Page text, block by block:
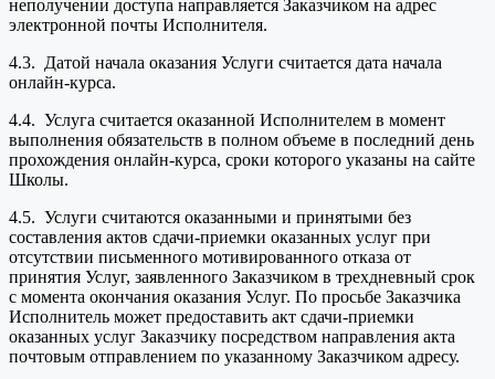
неполучении доступа направляется Заказчиком на адрес
электронной почты Исполнителя.
4.3. Датой начала оказания Услуги считается дата начала
онлайн-курса.
4.4. Услуга считается оказанной Исполнителем в момент
выполнения обязательств в полном объеме в последний день
прохождения онлайн-курса, сроки которого указаны на сайте
Школы.
4.5. Услуги считаются оказанными и принятыми без
составления актов сдачи-приемки оказанных услуг при
отсутствии письменного мотивированного отказа от
принятия Услуг, заявленного Заказчиком в трехдневный срок
с момента окончания оказания Услуг. По просьбе Заказчика
Исполнитель может предоставить акт сдачи-приемки
оказанных услуг Заказчику посредством направления акта
почтовым отправлением по указанному Заказчиком адресу.